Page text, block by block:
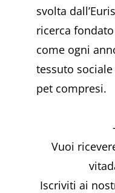
svolta
ricerca
come ogni
tessuto
pet compresi.
Vuoi
Iscriviti ai